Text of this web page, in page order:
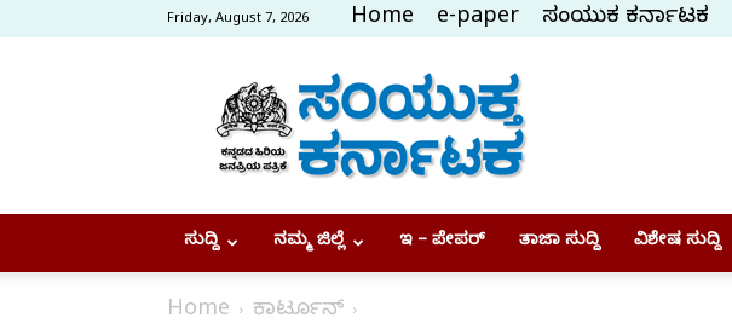
Friday, August 7, 2026 Home e-paper ಸಂಯುಕ್ತ ಕರ್ನಾಟಕ
Samyukta
Karnataka
ಸುದ್ದಿ ನಮ್ಮ ಜಿಲ್ಲೆ ಇ – ಪೇಪರ್ ತಾಜಾ ಸುದ್ದಿ ವಿಶೇಷ ಸುದ್ದಿ
Home ಕಾರ್ಟೂನ್